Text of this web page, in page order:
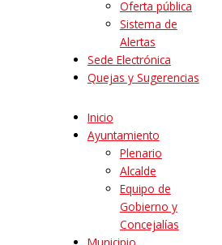
Oferta pública
Sistema de
Alertas
Sede Electrónica
Quejas y Sugerencias
Inicio
Ayuntamiento
Plenario
Alcalde
Equipo de
Gobierno y
Concejalías